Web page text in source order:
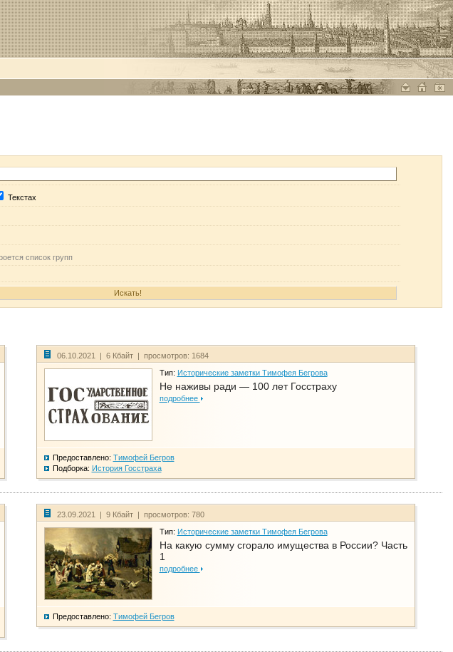
Текстах
список групп
06.10.2021 | 6 Кбайт | просмотров: 1684
Тип: Исторические заметки Тимофея Бегрова
Не наживы ради — 100 лет Госстраху
подробнее
Предоставлено: Тимофей Бегров
Подборка: История Госстраха
23.09.2021 | 9 Кбайт | просмотров: 780
Тип: Исторические заметки Тимофея Бегрова
На какую сумму сгорало имущества в России? Часть
1
подробнее
Предоставлено: Тимофей Бегров